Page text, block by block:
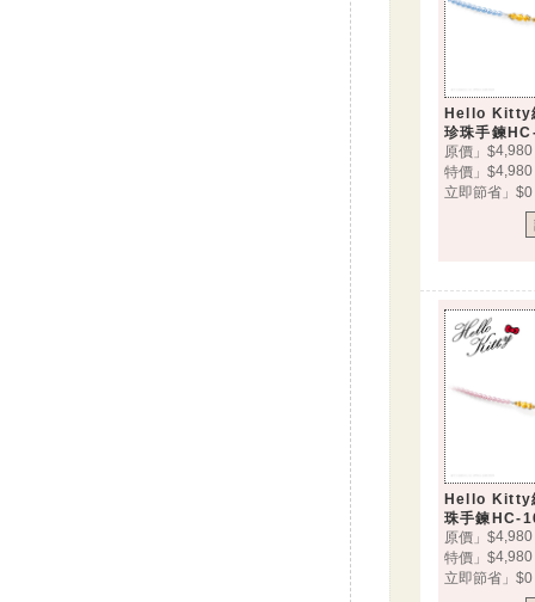
Hello Kitty
珍珠手鍊
原價」$4,980
特價」$4,980
立即節省」$0
Hello Kitty
珠手鍊HC-
原價」$4,980
特價」$4,980
立即節省」$0